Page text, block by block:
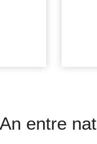
entre